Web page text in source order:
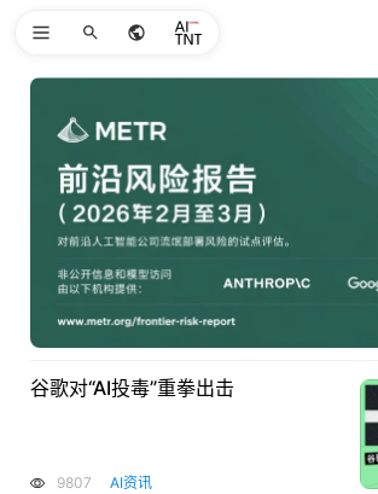
谷歌对“AI投毒”重拳出击
9807 AI资讯